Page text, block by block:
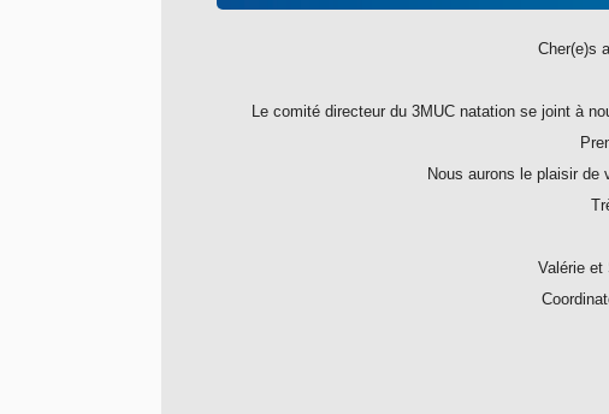
Cher(e)s
Le comité directeur du 3MUC natation se joint à
Nous aurons le plaisir de
Valérie et